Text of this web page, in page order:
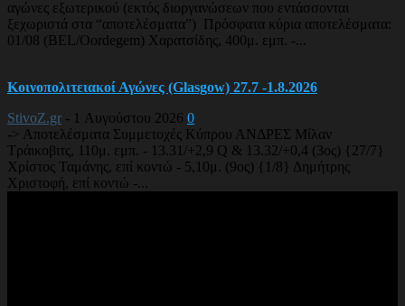
αγώνες εξωτερικού (εκτός διοργανώσεων που εντάσσονται
ξεχωριστά στα “αποτελέσματα”) Πρόσφατα κύρια αποτελέσματα:
01/08 (BEL/Oordegem) Χαρατσίδης, 400μ. εμπ. -...
Κοινοπολιτειακοί Αγώνες (Glasgow) 27.7 -1.8.2026
StivoZ.gr - 1 Αυγούστου 2026 0
-> Αποτελέσματα Συμμετοχές Κύπρου ΑΝΔΡΕΣ Μίλαν
Τράικοβιτς, 110μ. εμπ. - 13.31/+2,9 Q & 13.32/+0,4 (3ος) {27/7}
Χρίστος Ταμάνης, επί κοντώ - 5,10μ. (9ος) {1/8} Δημήτρης
Χριστοφή, επί κοντώ -...